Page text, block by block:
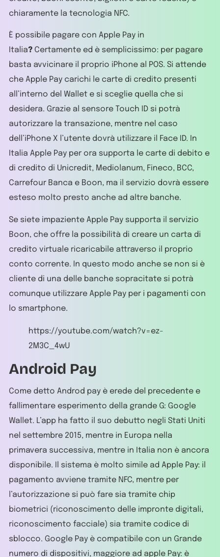
chiaramente la tecnologia NFC.
È possibile pagare con Apple Pay in
Italia? Certamente ed è semplicissimo: per pagare
basta avvicinare il proprio iPhone al POS. Si attende
che Apple Pay carichi le carte di credito presenti
all’interno del Wallet e si sceglie quella che si
desidera. Grazie al sensore Touch ID si potrà
autorizzare la transazione, mentre nel caso
dell’iPhone X l’utente dovrà utilizzare il Face ID. In
Italia Apple Pay per ora supporta le carte di debito e
di credito di Unicredit, Mediolanum, Fineco, BCC,
Carrefour Banca e Boon, ma il servizio dovrà essere
esteso molto presto anche ad altre banche.
Se siete impaziente Apple Pay supporta il servizio
Boon, che offre la possibilità di creare un carta di
credito virtuale ricaricabile attraverso il proprio
conto corrente. In questo modo anche se non si è
cliente di una delle banche sopracitate si potrà
comunque utilizzare Apple Pay per i pagamenti con
lo smartphone.
https://youtube.com/watch?v=ez-
2M3C_4wU
Android Pay
Come detto Androd pay è erede del precedente e
fallimentare esperimento della grande G: Google
Wallet. L’app ha fatto il suo debutto negli Stati Uniti
nel settembre 2015, mentre in Europa nella
primavera successiva, mentre in Italia non è ancora
disponibile. Il sistema è molto simile ad Apple Pay: il
pagamento avviene tramite NFC, mentre per
l’autorizzazione si può fare sia tramite chip
biometrici (riconoscimento delle impronte digitali,
riconoscimento facciale) sia tramite codice di
sblocco. Google Pay è compatibile con un Grande
numero di dispositivi, maggiore ad apple Pay: è